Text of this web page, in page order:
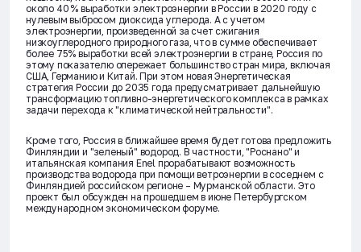
около 40 % выработки электроэнергии в России в 2020 году с
нулевым выбросом диоксида углерода. А с учетом
электроэнергии, произведенной за счет сжигания
низкоуглеродного природного газа, что в сумме обеспечивает
более 75% выработки всей электроэнергии в стране, Россия по
этому показателю опережает большинство стран мира, включая
США, Германию и Китай. При этом новая Энергетическая
стратегия России до 2035 года предусматривает дальнейшую
трансформацию топливно-энергетического комплекса в рамках
задачи перехода к "климатической нейтральности".
Кроме того, Россия в ближайшее время будет готова предложить
Финляндии и "зеленый" водород. В частности, "Роснано" и
итальянская компания Enel прорабатывают возможность
производства водорода при помощи ветроэнергии в соседнем с
Финляндией российском регионе – Мурманской области. Это
проект был обсужден на прошедшем в июне Петербургском
международном экономическом форуме.